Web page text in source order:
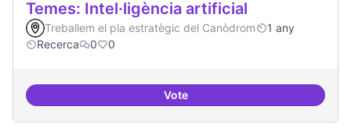
Temes: Intel·ligència artificial
Treballem el pla estratègic del Canòdrom
1 any
Recerca
0 0
VoteTemes: Intel·ligència artificial